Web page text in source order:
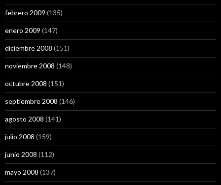
febrero 2009 (135)
enero 2009 (147)
diciembre 2008 (151)
noviembre 2008 (148)
octubre 2008 (151)
septiembre 2008 (146)
agosto 2008 (141)
julio 2008 (159)
junio 2008 (112)
mayo 2008 (137)